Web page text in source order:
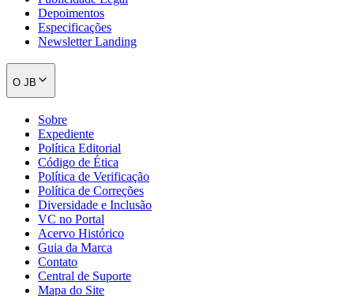
Depoimentos
Especificações
Newsletter Landing
O JB
Sobre
Expediente
Política Editorial
Código de Ética
Política de Verificação
Política de Correções
Diversidade e Inclusão
VC no Portal
Acervo Histórico
Guia da Marca
Contato
Central de Suporte
Mapa do Site